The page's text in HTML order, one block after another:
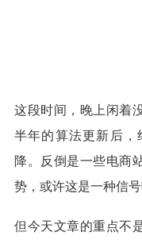
这段时间，晚上闲着
半年的算法更新后，
降。反倒是一些电商
势，或许这是一种信号
但今天文章的重点不